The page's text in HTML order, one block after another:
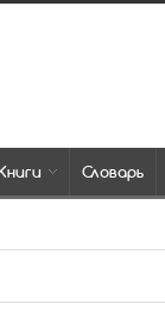
Словарь